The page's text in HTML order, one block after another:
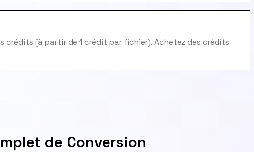
crédits (à partir de 1 crédit par fichier). Achetez des crédits
de Conversion